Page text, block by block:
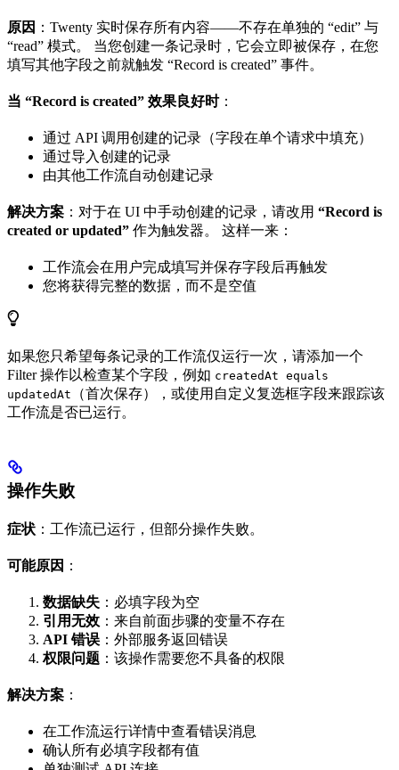
原因 ：Twenty 实时保存所有内容——不存在单独的 “edit” 与
“read” 模式。 当您创建一条记录时，它会立即被保存，在您
填写其他字段之前就触发 “Record is created” 事件。
当 “Record is created” 效果良好时：
通过 API 调用创建的记录（字段在单个请求中填充）
通过导入创建的记录
由其他工作流自动创建记录
解决方案 ：对于在 UI 中手动创建的记录，请改用 “Record is
created or updated” 作为触发器。 这样一来：
工作流会在用户完成填写并保存字段后再触发
您将获得完整的数据，而不是空值
如果您只希望每条记录的工作流仅运行一次，请添加一个
Filter 操作以检查某个字段，例如 createdAt equals
updatedAt
（首次保存），或使用自定义复选框字段来跟踪该
工作流是否已运行。
操作失败
症状 ：工作流已运行，但部分操作失败。
可能原因 ：
数据缺失 ：必填字段为空
引用无效 ：来自前面步骤的变量不存在
API 错误 ：外部服务返回错误
权限问题 ：该操作需要您不具备的权限
解决方案 ：
在工作流运行详情中查看错误消息
确认所有必填字段都有值